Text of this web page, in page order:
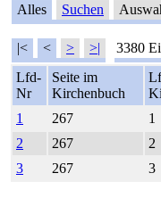
Alles Suchen
|< < > >| 3380
Lfd-
Nr
Seite im
Kirchenbuch
1
267 1
2
267 2
3
267 3